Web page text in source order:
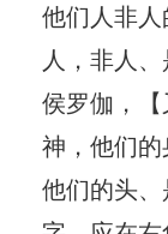
他们人非
人，非人
侯罗伽，
神，他们
他们的头